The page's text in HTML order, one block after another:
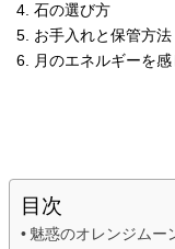
石の選び方
お手入れと保管方法
月のエネルギーを感
目次
魅惑のオレンジムー